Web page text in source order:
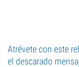
Atrévete con este
el descarado